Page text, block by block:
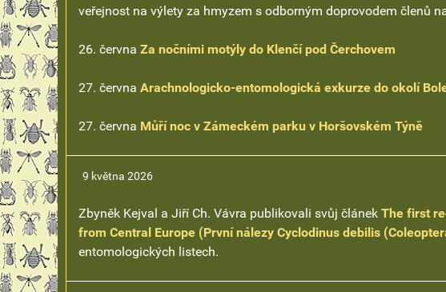
veřejnost na výlety za hmyzem s odborným doprovodem členů
26. června Za nočními motýly do Klenčí pod Čerchovem
27. června Arachnologicko-entomologická exkurze do okolí
27. června Můří noc v Zámeckém parku v Horšovském Týně
9 května 2026
Zbyněk Kejval a Jiří Ch. Vávra publikovali svůj článek The first
from Central Europe (První nálezy Cyclodinus debilis
entomologických listech.